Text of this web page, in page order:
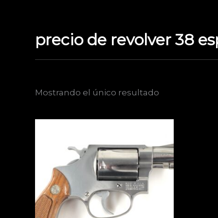
precio de revolver 38
Mostrando el único resultado